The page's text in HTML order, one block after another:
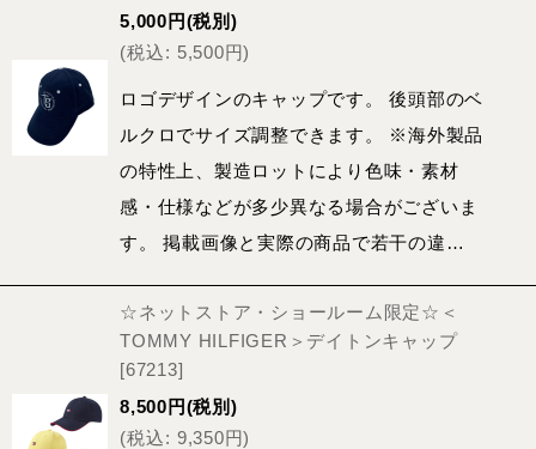
5,000 円(税別)
(税込: 5,500円)
ロゴデザインのキャップです。 後頭部のベ
ルクロでサイズ調整できます。 ※海外製品
の特性上、製造ロットにより色味・素材
感・仕様などが多少異なる場合がございま
す。 掲載画像と実際の商品で若干の違…
☆ネットストア・ショールーム限定☆＜
TOMMY HILFIGER＞デイトンキャップ
[67213]
8,500 円(税別)
(税込: 9,350円)